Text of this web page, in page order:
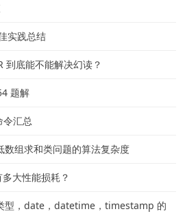
实践总结
到底能不能解决幻读？
题解
令汇总
数组求和类问题的算法复杂度
大性能损耗？
型，date，datetime，timestamp 的